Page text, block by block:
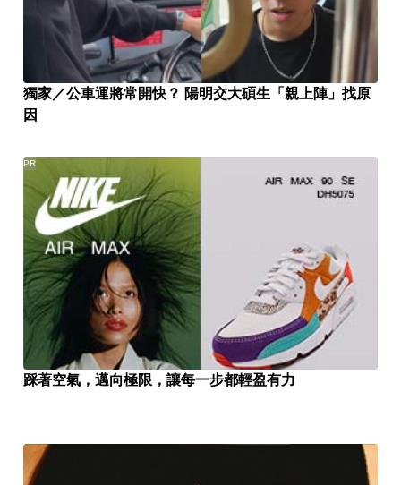
獨家／公車運將常開快？ 陽明交大碩生「親上陣」找原
因
踩著空氣，邁向極限，讓每一步都輕盈有力
PR